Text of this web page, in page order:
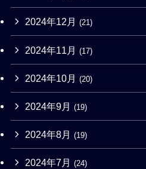
2024年12月 (21)
2024年11月 (17)
2024年10月 (20)
2024年9月 (19)
2024年8月 (19)
2024年7月 (24)